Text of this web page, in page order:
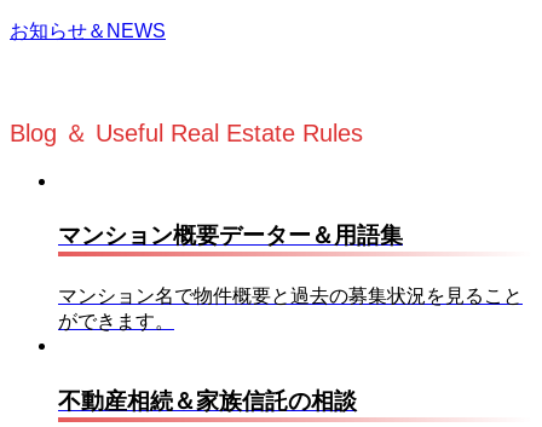
お知らせ＆NEWS
Blog ＆ Useful Real Estate Rules
マンション概要データー＆用語集
マンション名で物件概要と過去の募集状況を見ること
ができます。
不動産相続＆家族信託の相談